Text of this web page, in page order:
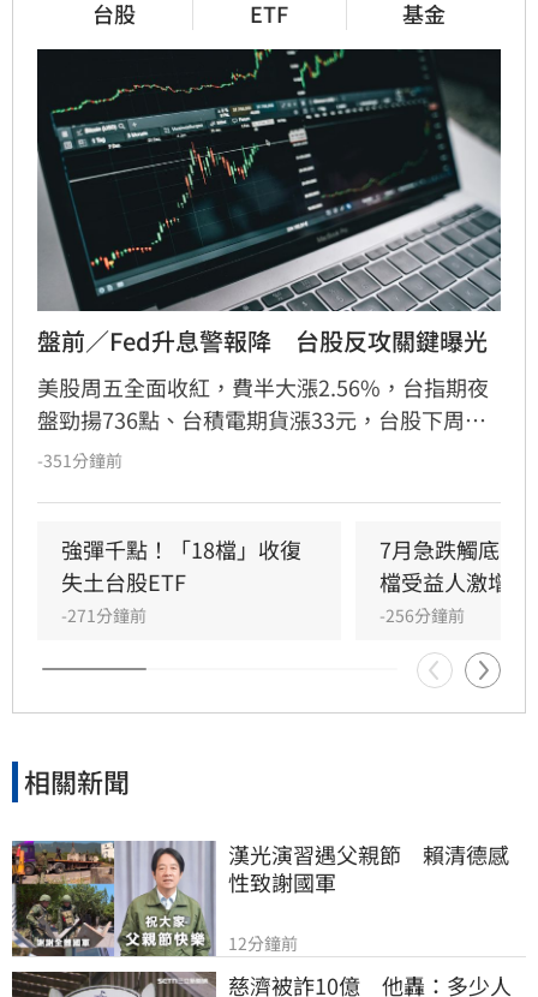
台股 ETF 基金
盤前／Fed升息警報降　台股反攻關鍵曝光
美股周五全面收紅，費半大漲2.56%，台指期夜
盤勁揚736點、台積電期貨漲33元，台股下周一
（10日）反攻氣勢升溫。美股4大指數全面收
幅0.62%，收7,757.64點，再創歷史新高；那斯
達克指數勁揚351.21點、漲幅1.33%，收
26,690.62點；費城半導體指數表現最強，大漲
308.1點、漲幅2.56%，收12,356.79點，科技及
半導體股重新成為多頭主力。
-351分鐘前
強彈千點！「18檔」收復
失土台股ETF
-271分鐘前
7月急跌觸底　
檔受益人激增！
-256分鐘前
相關新聞
漢光演習遇父親節　賴清德感
性致謝國軍
12分鐘前
慈濟被詐10億　他轟：多少人